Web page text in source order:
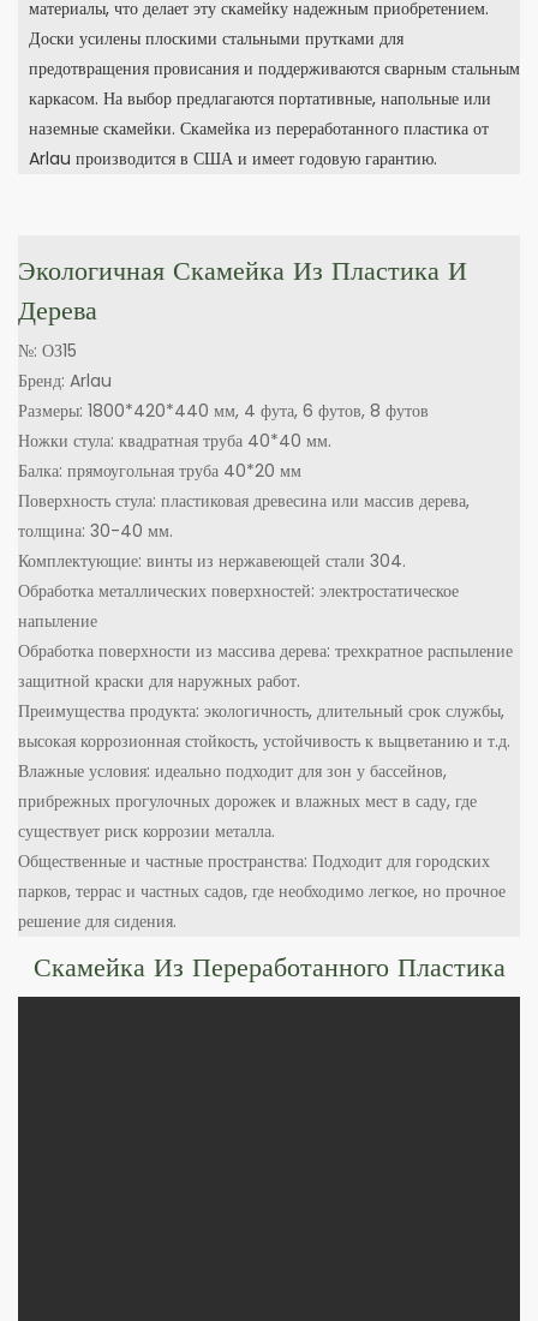
материалы, что делает эту скамейку надежным приобретением.
Доски усилены плоскими стальными прутками для
предотвращения провисания и поддерживаются сварным стальным
каркасом. На выбор предлагаются портативные, напольные или
наземные скамейки. Скамейка из переработанного пластика от
Arlau производится в США и имеет годовую гарантию.
Экологичная Скамейка Из Пластика И
Дерева
№: ОЗ15
Бренд: Arlau
Размеры: 1800*420*440 мм, 4 фута, 6 футов, 8 футов
Ножки стула: квадратная труба 40*40 мм.
Балка: прямоугольная труба 40*20 мм
Поверхность стула: пластиковая древесина или массив дерева,
толщина: 30-40 мм.
Комплектующие: винты из нержавеющей стали 304.
Обработка металлических поверхностей: электростатическое
напыление
Обработка поверхности из массива дерева: трехкратное распыление
защитной краски для наружных работ.
Преимущества продукта: экологичность, длительный срок службы,
высокая коррозионная стойкость, устойчивость к выцветанию и т.д.
Влажные условия: идеально подходит для зон у бассейнов,
прибрежных прогулочных дорожек и влажных мест в саду, где
существует риск коррозии металла.
Общественные и частные пространства: Подходит для городских
парков, террас и частных садов, где необходимо легкое, но прочное
решение для сидения.
Скамейка Из Переработанного Пластика